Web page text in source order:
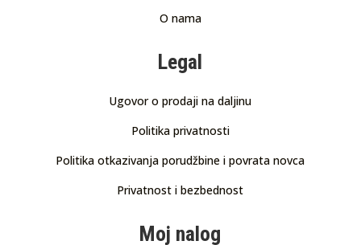
O nama
Legal
Ugovor o prodaji na daljinu
Politika privatnosti
Politika otkazivanja porudžbine i povrata novca
Privatnost i bezbednost
Moj nalog